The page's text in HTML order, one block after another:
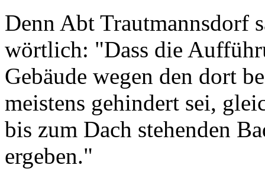
Denn Abt Trautmannsdorf
wörtlich: "Dass die
Gebäude wegen den dort
meistens gehindert sei,
bis zum Dach stehenden
ergeben."